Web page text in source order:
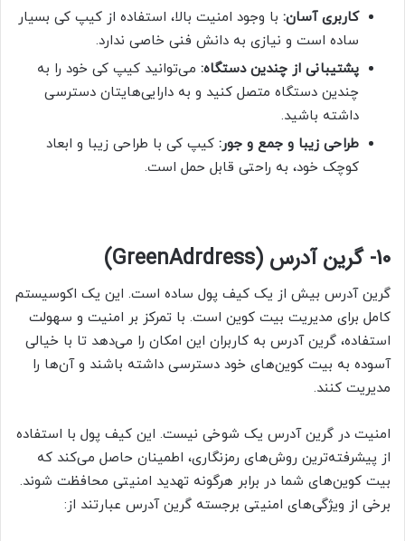
کاربری آسان: با وجود امنیت بالا، استفاده از کیپ کی بسیار
ساده است و نیازی به دانش فنی خاصی ندارد.
پشتیبانی از چندین دستگاه: می‌توانید کیپ کی خود را به
چندین دستگاه متصل کنید و به دارایی‌هایتان دسترسی
داشته باشید.
طراحی زیبا و جمع و جور: کیپ کی با طراحی زیبا و ابعاد
کوچک خود، به راحتی قابل حمل است.
10- گرین آدرس (GreenAdrdress)
گرین آدرس بیش از یک کیف پول ساده است. این یک اکوسیستم
کامل برای مدیریت بیت کوین است. با تمرکز بر امنیت و سهولت
استفاده، گرین آدرس به کاربران این امکان را می‌دهد تا با خیالی
آسوده به بیت کوین‌های خود دسترسی داشته باشند و آن‌ها را
مدیریت کنند.
امنیت در گرین آدرس یک شوخی نیست. این کیف پول با استفاده
از پیشرفته‌ترین روش‌های رمزنگاری، اطمینان حاصل می‌کند که
بیت کوین‌های شما در برابر هرگونه تهدید امنیتی محافظت شوند.
برخی از ویژگی‌های امنیتی برجسته گرین آدرس عبارتند از: